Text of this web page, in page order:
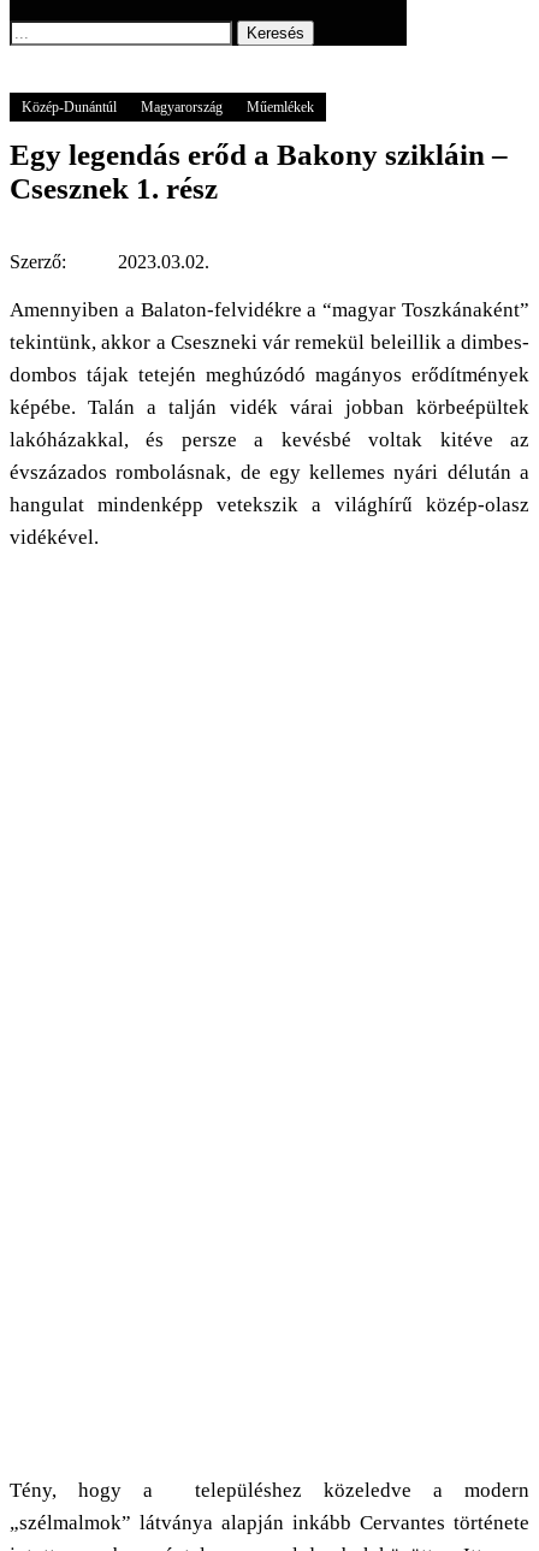
Keresés
Közép-Dunántúl Magyarország Műemlékek
Egy legendás erőd a Bakony szikláin –
Csesznek 1. rész
Szerző: 2023.03.02.
Amennyiben a Balaton-felvidékre a “magyar Toszkánaként”
tekintünk, akkor a Cseszneki vár remekül beleillik a dimbes-
dombos tájak tetején meghúzódó magányos erődítmények
képébe. Talán a talján vidék várai jobban körbeépültek
lakóházakkal, és persze a kevésbé voltak kitéve az
évszázados rombolásnak, de egy kellemes nyári délután a
hangulat mindenképp vetekszik a világhírű közép-olasz
vidékével.
Tény, hogy a településhez közeledve a modern
„szélmalmok” látványa alapján inkább Cervantes története